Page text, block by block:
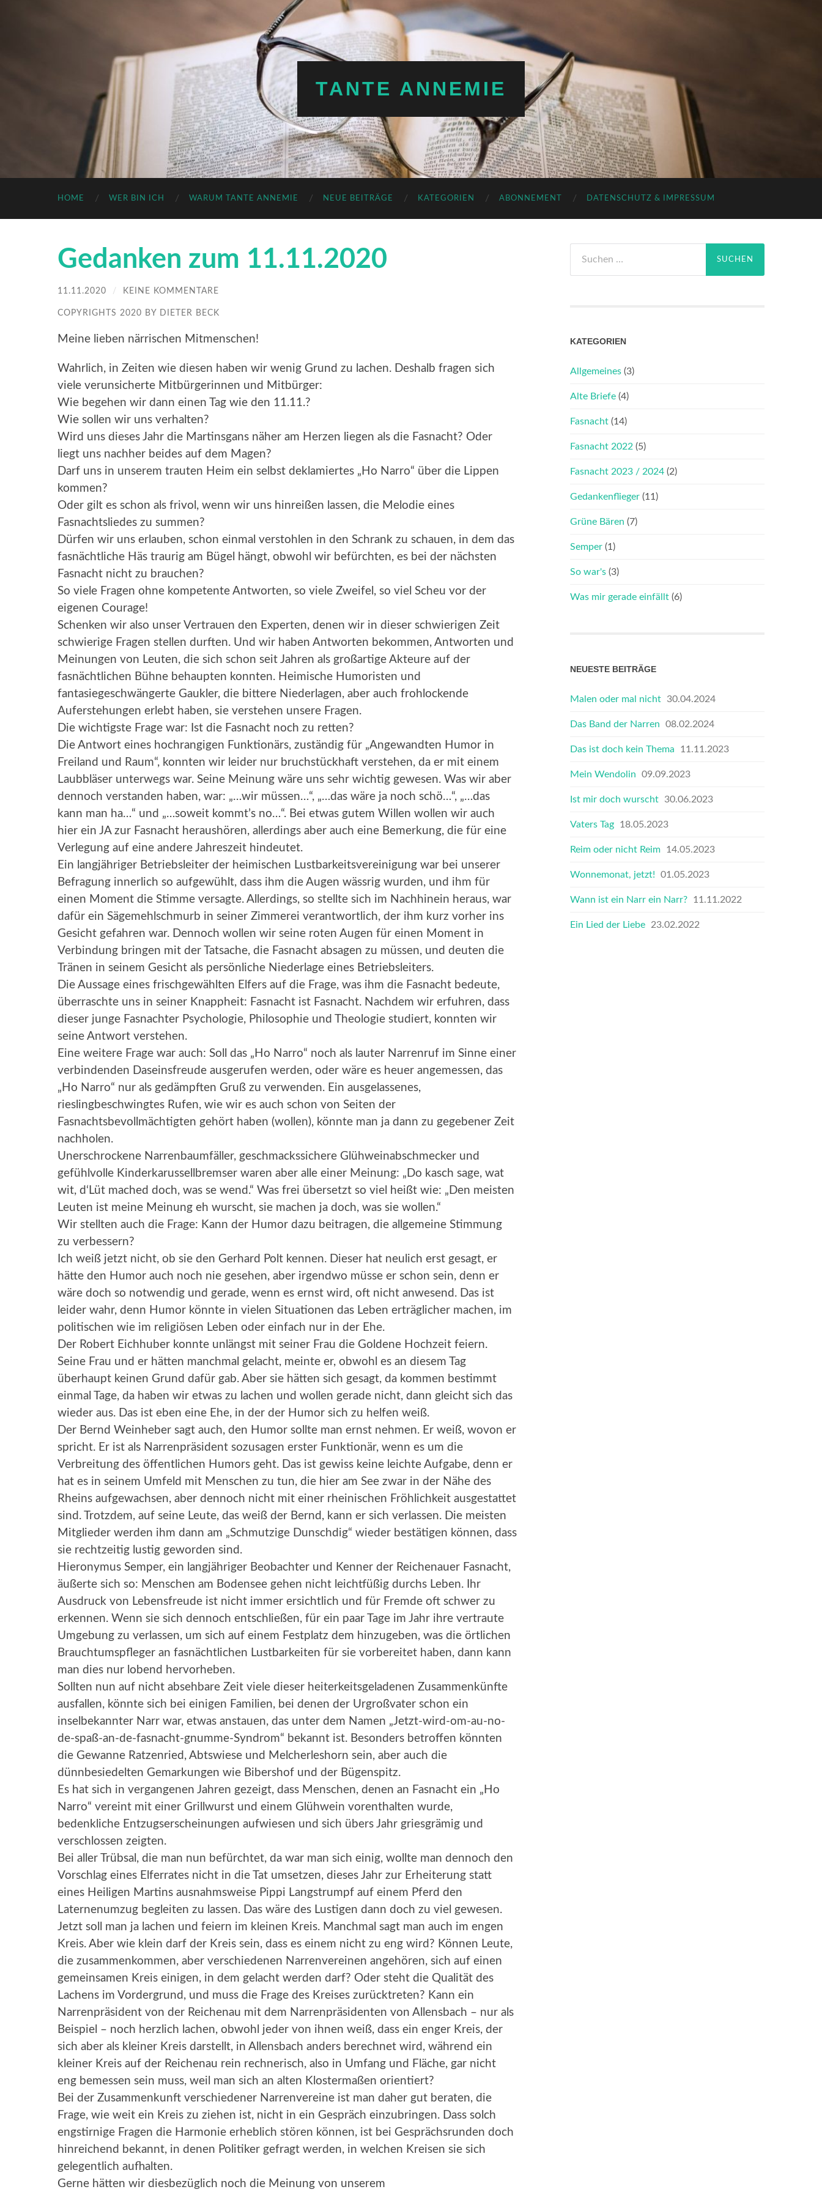
TANTE ANNEMIE
HOME WER BIN ICH WARUM TANTE ANNEMIE NEUE BEITRÄGE KATEGORIEN ABONNEMENT DATENSCHUTZ & IMPRESSUM
Gedanken zum 11.11.2020
11.11.2020 / KEINE KOMMENTARE
COPYRIGHTS 2020 BY DIETER BECK
Meine lieben närrischen Mitmenschen!
Wahrlich, in Zeiten wie diesen haben wir wenig Grund zu lachen. Deshalb fragen sich
viele verunsicherte Mitbürgerinnen und Mitbürger:
Wie begehen wir dann einen Tag wie den 11.11.?
Wie sollen wir uns verhalten?
Wird uns dieses Jahr die Martinsgans näher am Herzen liegen als die Fasnacht? Oder
liegt uns nachher beides auf dem Magen?
Darf uns in unserem trauten Heim ein selbst deklamiertes „Ho Narro“ über die Lippen
kommen?
Oder gilt es schon als frivol, wenn wir uns hinreißen lassen, die Melodie eines
Fasnachtsliedes zu summen?
Dürfen wir uns erlauben, schon einmal verstohlen in den Schrank zu schauen, in dem das
fasnächtliche Häs traurig am Bügel hängt, obwohl wir befürchten, es bei der nächsten
Fasnacht nicht zu brauchen?
So viele Fragen ohne kompetente Antworten, so viele Zweifel, so viel Scheu vor der
eigenen Courage!
Schenken wir also unser Vertrauen den Experten, denen wir in dieser schwierigen Zeit
schwierige Fragen stellen durften. Und wir haben Antworten bekommen, Antworten und
Meinungen von Leuten, die sich schon seit Jahren als großartige Akteure auf der
fasnächtlichen Bühne behaupten konnten. Heimische Humoristen und
fantasiegeschwängerte Gaukler, die bittere Niederlagen, aber auch frohlockende
Auferstehungen erlebt haben, sie verstehen unsere Fragen.
Die wichtigste Frage war: Ist die Fasnacht noch zu retten?
Die Antwort eines hochrangigen Funktionärs, zuständig für „Angewandten Humor in
Freiland und Raum“, konnten wir leider nur bruchstückhaft verstehen, da er mit einem
Laubbläser unterwegs war. Seine Meinung wäre uns sehr wichtig gewesen. Was wir aber
dennoch verstanden haben, war: „…wir müssen…“, „…das wäre ja noch schö…“, „…das
kann man ha…“ und „…soweit kommt’s no…“. Bei etwas gutem Willen wollen wir auch
hier ein JA zur Fasnacht heraushören, allerdings aber auch eine Bemerkung, die für eine
Verlegung auf eine andere Jahreszeit hindeutet.
Ein langjähriger Betriebsleiter der heimischen Lustbarkeitsvereinigung war bei unserer
Befragung innerlich so aufgewühlt, dass ihm die Augen wässrig wurden, und ihm für
einen Moment die Stimme versagte. Allerdings, so stellte sich im Nachhinein heraus, war
dafür ein Sägemehlschmurb in seiner Zimmerei verantwortlich, der ihm kurz vorher ins
Gesicht gefahren war. Dennoch wollen wir seine roten Augen für einen Moment in
Verbindung bringen mit der Tatsache, die Fasnacht absagen zu müssen, und deuten die
Tränen in seinem Gesicht als persönliche Niederlage eines Betriebsleiters.
Die Aussage eines frischgewählten Elfers auf die Frage, was ihm die Fasnacht bedeute,
überraschte uns in seiner Knappheit: Fasnacht ist Fasnacht. Nachdem wir erfuhren, dass
dieser junge Fasnachter Psychologie, Philosophie und Theologie studiert, konnten wir
seine Antwort verstehen.
Eine weitere Frage war auch: Soll das „Ho Narro“ noch als lauter Narrenruf im Sinne einer
verbindenden Daseinsfreude ausgerufen werden, oder wäre es heuer angemessen, das
„Ho Narro“ nur als gedämpften Gruß zu verwenden. Ein ausgelassenes,
rieslingbeschwingtes Rufen, wie wir es auch schon von Seiten der
Fasnachtsbevollmächtigten gehört haben (wollen), könnte man ja dann zu gegebener Zeit
nachholen.
Unerschrockene Narrenbaumfäller, geschmackssichere Glühweinabschmecker und
gefühlvolle Kinderkarussellbremser waren aber alle einer Meinung: „Do kasch sage, wat
wit, d‘Lüt mached doch, was se wend.“ Was frei übersetzt so viel heißt wie: „Den meisten
Leuten ist meine Meinung eh wurscht, sie machen ja doch, was sie wollen.“
Wir stellten auch die Frage: Kann der Humor dazu beitragen, die allgemeine Stimmung
zu verbessern?
Ich weiß jetzt nicht, ob sie den Gerhard Polt kennen. Dieser hat neulich erst gesagt, er
hätte den Humor auch noch nie gesehen, aber irgendwo müsse er schon sein, denn er
wäre doch so notwendig und gerade, wenn es ernst wird, oft nicht anwesend. Das ist
leider wahr, denn Humor könnte in vielen Situationen das Leben erträglicher machen, im
politischen wie im religiösen Leben oder einfach nur in der Ehe.
Der Robert Eichhuber konnte unlängst mit seiner Frau die Goldene Hochzeit feiern.
Seine Frau und er hätten manchmal gelacht, meinte er, obwohl es an diesem Tag
überhaupt keinen Grund dafür gab. Aber sie hätten sich gesagt, da kommen bestimmt
einmal Tage, da haben wir etwas zu lachen und wollen gerade nicht, dann gleicht sich das
wieder aus. Das ist eben eine Ehe, in der der Humor sich zu helfen weiß.
Der Bernd Weinheber sagt auch, den Humor sollte man ernst nehmen. Er weiß, wovon er
spricht. Er ist als Narrenpräsident sozusagen erster Funktionär, wenn es um die
Verbreitung des öffentlichen Humors geht. Das ist gewiss keine leichte Aufgabe, denn er
hat es in seinem Umfeld mit Menschen zu tun, die hier am See zwar in der Nähe des
Rheins aufgewachsen, aber dennoch nicht mit einer rheinischen Fröhlichkeit ausgestattet
sind. Trotzdem, auf seine Leute, das weiß der Bernd, kann er sich verlassen. Die meisten
Mitglieder werden ihm dann am „Schmutzige Dunschdig“ wieder bestätigen können, dass
sie rechtzeitig lustig geworden sind.
Hieronymus Semper, ein langjähriger Beobachter und Kenner der Reichenauer Fasnacht,
äußerte sich so: Menschen am Bodensee gehen nicht leichtfüßig durchs Leben. Ihr
Ausdruck von Lebensfreude ist nicht immer ersichtlich und für Fremde oft schwer zu
erkennen. Wenn sie sich dennoch entschließen, für ein paar Tage im Jahr ihre vertraute
Umgebung zu verlassen, um sich auf einem Festplatz dem hinzugeben, was die örtlichen
Brauchtumspfleger an fasnächtlichen Lustbarkeiten für sie vorbereitet haben, dann kann
man dies nur lobend hervorheben.
Sollten nun auf nicht absehbare Zeit viele dieser heiterkeitsgeladenen Zusammenkünfte
ausfallen, könnte sich bei einigen Familien, bei denen der Urgroßvater schon ein
inselbekannter Narr war, etwas anstauen, das unter dem Namen „Jetzt-wird-om-au-no-
de-spaß-an-de-fasnacht-gnumme-Syndrom“ bekannt ist. Besonders betroffen könnten
die Gewanne Ratzenried, Abtswiese und Melcherleshorn sein, aber auch die
dünnbesiedelten Gemarkungen wie Bibershof und der Bügenspitz.
Es hat sich in vergangenen Jahren gezeigt, dass Menschen, denen an Fasnacht ein „Ho
Narro“ vereint mit einer Grillwurst und einem Glühwein vorenthalten wurde,
bedenkliche Entzugserscheinungen aufwiesen und sich übers Jahr griesgrämig und
verschlossen zeigten.
Bei aller Trübsal, die man nun befürchtet, da war man sich einig, wollte man dennoch den
Vorschlag eines Elferrates nicht in die Tat umsetzen, dieses Jahr zur Erheiterung statt
eines Heiligen Martins ausnahmsweise Pippi Langstrumpf auf einem Pferd den
Laternenumzug begleiten zu lassen. Das wäre des Lustigen dann doch zu viel gewesen.
Jetzt soll man ja lachen und feiern im kleinen Kreis. Manchmal sagt man auch im engen
Kreis. Aber wie klein darf der Kreis sein, dass es einem nicht zu eng wird? Können Leute,
die zusammenkommen, aber verschiedenen Narrenvereinen angehören, sich auf einen
gemeinsamen Kreis einigen, in dem gelacht werden darf? Oder steht die Qualität des
Lachens im Vordergrund, und muss die Frage des Kreises zurücktreten? Kann ein
Narrenpräsident von der Reichenau mit dem Narrenpräsidenten von Allensbach – nur als
Beispiel – noch herzlich lachen, obwohl jeder von ihnen weiß, dass ein enger Kreis, der
sich aber als kleiner Kreis darstellt, in Allensbach anders berechnet wird, während ein
kleiner Kreis auf der Reichenau rein rechnerisch, also in Umfang und Fläche, gar nicht
eng bemessen sein muss, weil man sich an alten Klostermaßen orientiert?
Bei der Zusammenkunft verschiedener Narrenvereine ist man daher gut beraten, die
Frage, wie weit ein Kreis zu ziehen ist, nicht in ein Gespräch einzubringen. Dass solch
engstirnige Fragen die Harmonie erheblich stören können, ist bei Gesprächsrunden doch
hinreichend bekannt, in denen Politiker gefragt werden, in welchen Kreisen sie sich
gelegentlich aufhalten.
Gerne hätten wir diesbezüglich noch die Meinung von unserem
nach:
KATEGORIEN
Allgemeines (3)
Alte Briefe (4)
Fasnacht (14)
Fasnacht 2022 (5)
Fasnacht 2023 / 2024 (2)
Gedankenflieger (11)
Grüne Bären (7)
Semper (1)
So war's (3)
Was mir gerade einfällt (6)
NEUESTE BEITRÄGE
Malen oder mal nicht 30.04.2024
Das Band der Narren 08.02.2024
Das ist doch kein Thema 11.11.2023
Mein Wendolin 09.09.2023
Ist mir doch wurscht 30.06.2023
Vaters Tag 18.05.2023
Reim oder nicht Reim 14.05.2023
Wonnemonat, jetzt! 01.05.2023
Wann ist ein Narr ein Narr? 11.11.2022
Ein Lied der Liebe 23.02.2022